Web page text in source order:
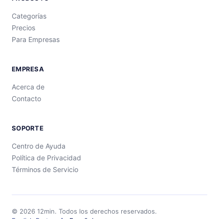
Categorías
Precios
Para Empresas
EMPRESA
Acerca de
Contacto
SOPORTE
Centro de Ayuda
Política de Privacidad
Términos de Servicio
© 2026 12min. Todos los derechos reservados.